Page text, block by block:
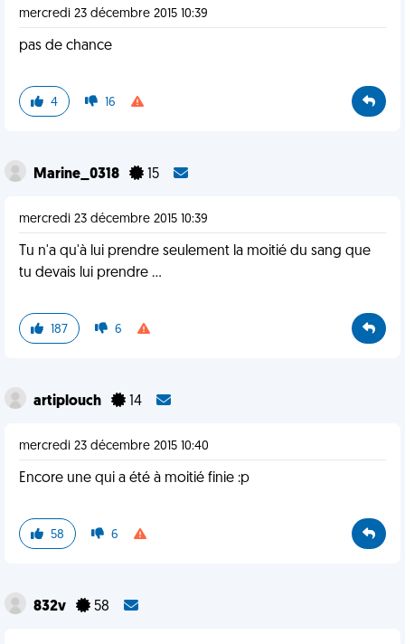
mercredi 23 décembre 2015 10:39
pas de chance
4 16
Marine_0318 15
mercredi 23 décembre 2015 10:39
Tu n'a qu'à lui prendre seulement la moitié du sang que
tu devais lui prendre ...
187 6
artiplouch 14
mercredi 23 décembre 2015 10:40
Encore une qui a été à moitié finie :p
58 6
832v 58